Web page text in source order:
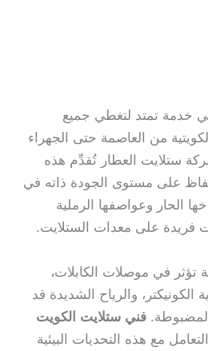
خدمة تمتد لتغطي جميع
من العاصمة حتى الجهراء
ستلايت العطار تُقدِّم هذه
على مستوى الجودة ذاته في
الحار وعواصفها الرملية
فريدة على معدات الستلايت.
تؤثر في موصلات الكابلات،
والرياح الشديدة قد
فني ستلايت الكويت
مع هذه التحديات البيئية